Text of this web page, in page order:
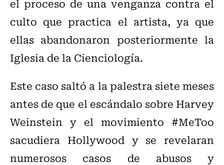
el proceso de una venganza contra el
culto que practica el artista, ya que
ellas abandonaron posteriormente la
Iglesia de la Cienciología.
Este caso saltó a la palestra siete meses
antes de que el escándalo sobre Harvey
Weinstein y el movimiento #MeToo
sacudiera Hollywood y se revelaran
numerosos casos de abusos y